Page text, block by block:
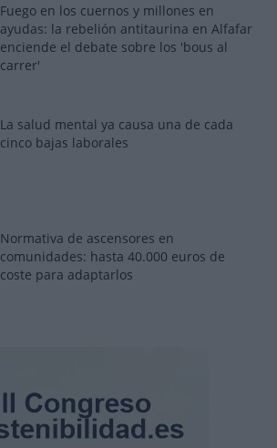
Fuego en los cuernos y millones en
ayudas: la rebelión antitaurina en Alfafar
enciende el debate sobre los 'bous al
carrer'
La salud mental ya causa una de cada
cinco bajas laborales
Normativa de ascensores en
comunidades: hasta 40.000 euros de
coste para adaptarlos